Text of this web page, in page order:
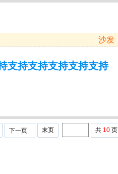
沙发
支持支持支持支持支持
下一页 末页 共 10 页